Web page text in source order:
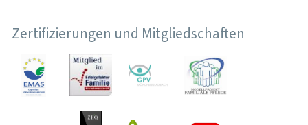
Zertifizierungen und Mitgliedschaften